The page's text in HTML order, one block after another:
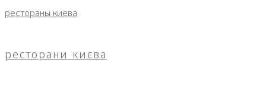
рестораны киева
ресторани києва